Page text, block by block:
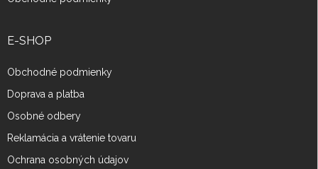
E-SHOP
Obchodné podmienky
Doprava a platba
Osobné odbery
Reklamácia a vrátenie tovaru
Ochrana osobných údajov